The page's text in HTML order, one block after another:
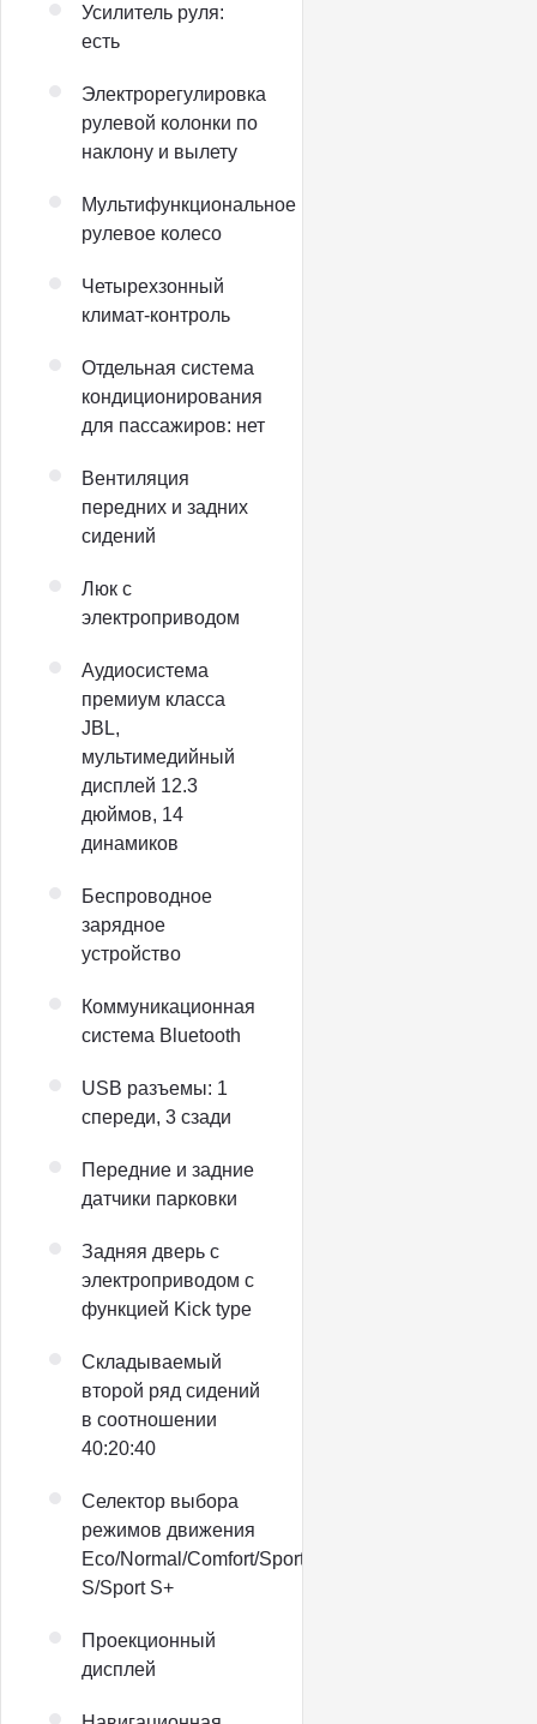
Усилитель руля:
есть
Электрорегулировка
рулевой колонки по
наклону и вылету
Мультифункциональное
рулевое колесо
Четырехзонный
климат-контроль
Отдельная система
кондиционирования
для пассажиров: нет
Вентиляция
передних и задних
сидений
Люк с
электроприводом
Аудиосистема
премиум класса
JBL,
мультимедийный
дисплей 12.3
дюймов, 14
динамиков
Беспроводное
зарядное
устройство
Коммуникационная
система Bluetooth
USB разъемы: 1
спереди, 3 сзади
Передние и задние
датчики парковки
Задняя дверь с
электроприводом с
функцией Kick type
Складываемый
второй ряд сидений
в соотношении
40:20:40
Селектор выбора
режимов движения
Eco/Normal/Comfort/Sport
S/Sport S+
Проекционный
дисплей